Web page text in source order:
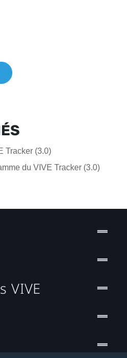
Tracker (3.0)
du VIVE Tracker (3.0)
VIVE